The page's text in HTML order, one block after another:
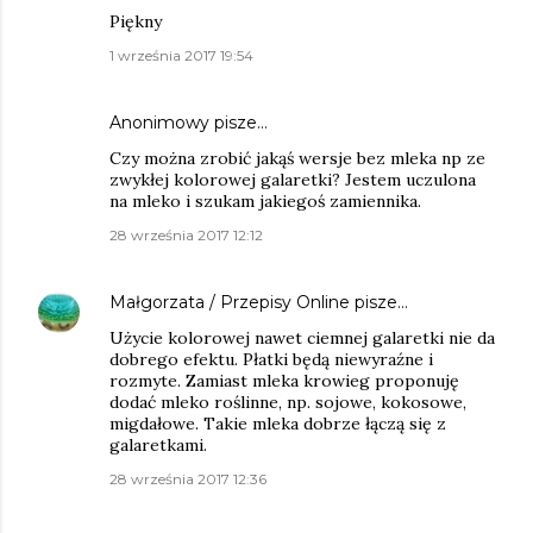
Piękny
1 września 2017 19:54
Anonimowy pisze…
Czy można zrobić jakąś wersje bez mleka np ze
zwykłej kolorowej galaretki? Jestem uczulona
na mleko i szukam jakiegoś zamiennika.
28 września 2017 12:12
Małgorzata / Przepisy Online pisze…
Użycie kolorowej nawet ciemnej galaretki nie da
dobrego efektu. Płatki będą niewyraźne i
rozmyte. Zamiast mleka krowieg proponuję
dodać mleko roślinne, np. sojowe, kokosowe,
migdałowe. Takie mleka dobrze łączą się z
galaretkami.
28 września 2017 12:36